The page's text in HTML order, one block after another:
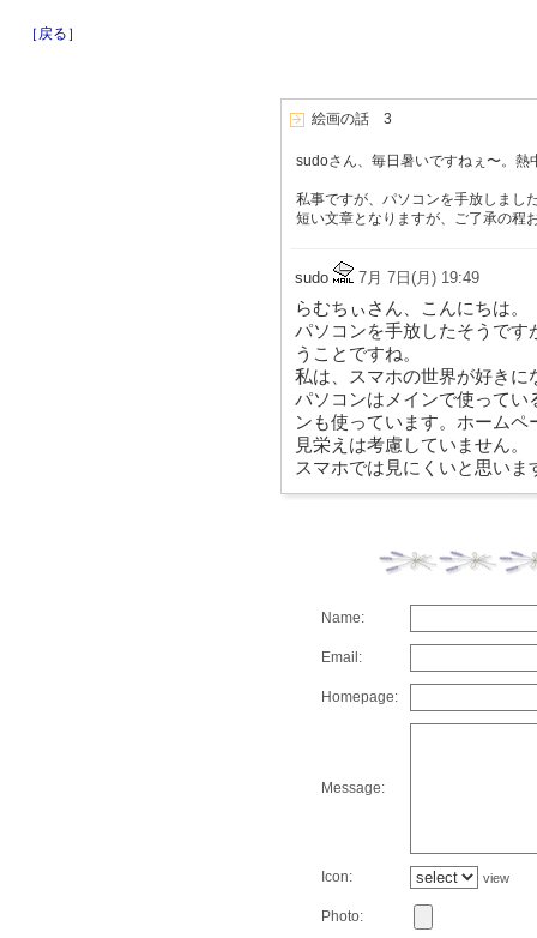
［戻る］
絵画の話 3
sudoさん、毎日暑いですねぇ〜。熱
私事ですが、パソコンを手放しまし
短い文章となりますが、ご了承の程
sudo 7月 7日(月) 19:49
らむちぃさん、こんにちは。
パソコンを手放したそうで
うことですね。
私は、スマホの世界が好き
パソコンはメインで使ってい
ンも使っています。ホーム
見栄えは考慮していません。
スマホでは見にくいと思い
Name:
Email:
Homepage:
Message:
Icon: view
Photo: